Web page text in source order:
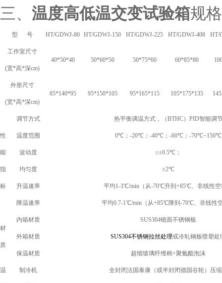
三、 温度高低温交变试验箱规
型 号 HT/GDWJ-80 HT/GDWJ-150 HT/GDWJ-225 HT/GDWJ-408 HT/
工作室尺寸
(宽*高*深cm)
40*50*40 50*60*50 50*75*60 60*85*80
外形尺寸
(宽*高*深cm)
85*140*95 95*150*105 95*165*115 105*175*135
性
能
指
标
调节方式 热平衡调温方式，（BTHC）PID智能调
温度范围 0℃；-20℃；-40℃；-60℃；-70℃~150℃
波动度 ≤±0.5℃；
均匀度 ±2℃
升温速率 平均1-3℃/min（从-70℃升到+85℃、非线性空
降温速率 平均0.7-1℃/min（从+85℃降到-70℃、非线性
材
质
内箱材质 SUS304镜面不锈钢板
外箱材质 SUS304不锈钢拉丝处理或冷轧钢板喷塑处
保温材质 超细玻璃纤维棉+聚氨酯泡沫
温 制冷机 全封闭法国泰康（或半封闭德国谷轮）压